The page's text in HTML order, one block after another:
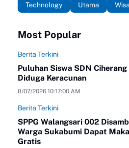
Technology
Utama
Most Popular
Berita Terkini
Puluhan Siswa SDN Ciherang
Diduga Keracunan
8/07/2026 10:17:00 AM
Berita Terkini
SPPG Walangsari 002
Warga Sukabumi Dapat
Gratis